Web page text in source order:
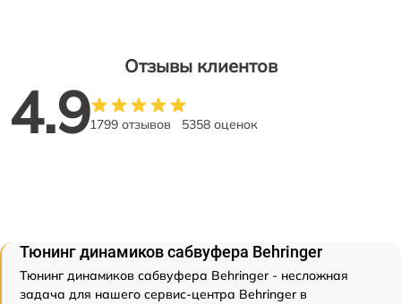
Отзывы клиентов
4.91799 отзывов 5358 оценок
Тюнинг динамиков сабвуфера Behringer
Тюнинг динамиков сабвуфера Behringer - несложная
задача для нашего сервис-центра Behringer в